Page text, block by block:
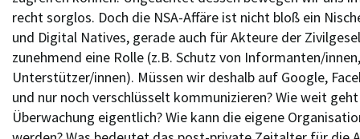
recht sorglos. Doch die NSA-Affäre ist nicht bloß ein
und Digital Natives, gerade auch für Akteure der
zunehmend eine Rolle (z.B. Schutz von Informanten/
Unterstützer/innen). Müssen wir deshalb auf Google,
und nur noch verschlüsselt kommunizieren? Wie weit
Überwachung eigentlich? Wie kann die eigene